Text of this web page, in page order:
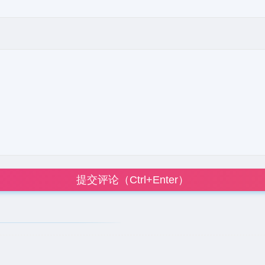
提交评论（Ctrl+Enter）